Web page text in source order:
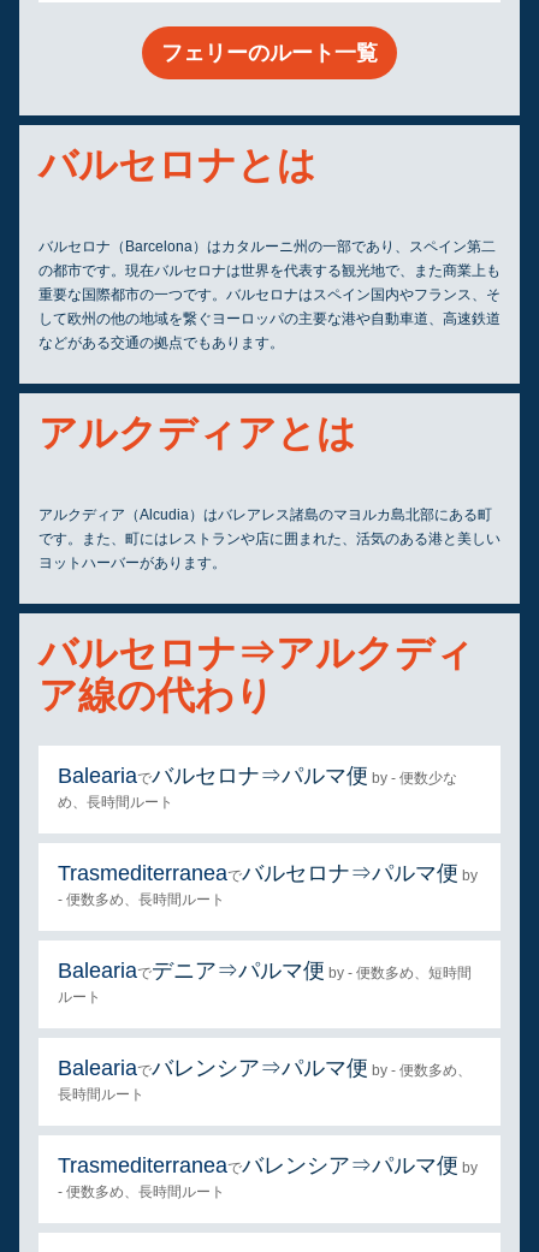
フェリーのルート一覧
バルセロナとは
バルセロナ（Barcelona）はカタルーニ州の一部であり、スペイン第二
の都市です。現在バルセロナは世界を代表する観光地で、また商業上も
重要な国際都市の一つです。バルセロナはスペイン国内やフランス、そ
して欧州の他の地域を繋ぐヨーロッパの主要な港や自動車道、高速鉄道
などがある交通の拠点でもあります。
アルクディアとは
アルクディア（Alcudia）はバレアレス諸島のマヨルカ島北部にある町
です。また、町にはレストランや店に囲まれた、活気のある港と美しい
ヨットハーバーがあります。
バルセロナ⇒アルクディ
ア線の代わり
Baleariaでバルセロナ⇒パルマ便 by - 便数少な
め、長時間ルート
Trasmediterraneaでバルセロナ⇒パルマ便 by
- 便数多め、長時間ルート
Baleariaでデニア⇒パルマ便 by - 便数多め、短時間
ルート
Baleariaでバレンシア⇒パルマ便 by - 便数多め、
長時間ルート
Trasmediterraneaでバレンシア⇒パルマ便 by
- 便数多め、長時間ルート